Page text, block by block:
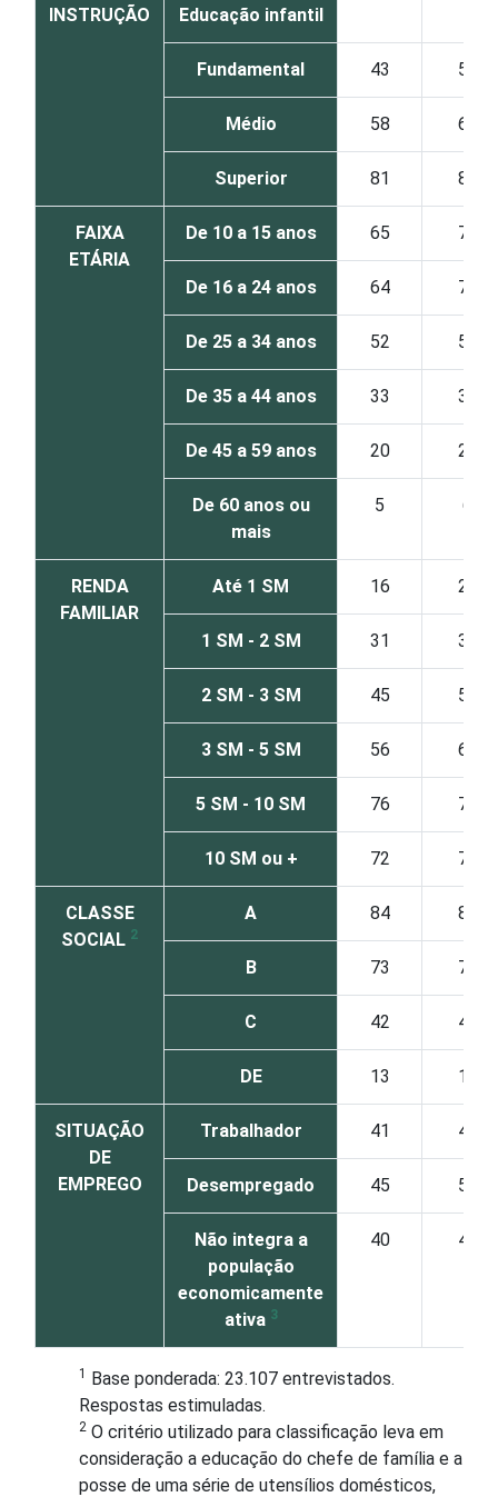
INSTRUÇÃO
Educação infantil
Fundamental 43 50
Médio 58 65
Superior 81 86
FAIXA
ETÁRIA
De 10 a 15 anos 65 73
De 16 a 24 anos 64 73
De 25 a 34 anos 52 58
De 35 a 44 anos 33 38
De 45 a 59 anos 20 22
De 60 anos ou
mais
5 6
RENDA
FAMILIAR
Até 1 SM 16 20
1 SM - 2 SM 31 38
2 SM - 3 SM 45 51
3 SM - 5 SM 56 60
5 SM - 10 SM 76 79
10 SM ou + 72 77
CLASSE
SOCIAL 2
A 84 88
B 73 77
C 42 48
DE 13 17
SITUAÇÃO
DE
EMPREGO
Trabalhador 41 46
Desempregado 45 55
Não integra a
população
economicamente
ativa 3
40 45
1 Base ponderada: 23.107 entrevistados.
Respostas estimuladas.
2 O critério utilizado para classificação leva em
consideração a educação do chefe de família e a
posse de uma série de utensílios domésticos,